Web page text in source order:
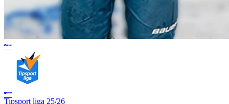
Tipsport liga 25/26